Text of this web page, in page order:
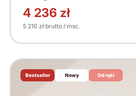
4 236 zł
5 210 zł brutto / msc.
Bestseller Nowy Od ręki